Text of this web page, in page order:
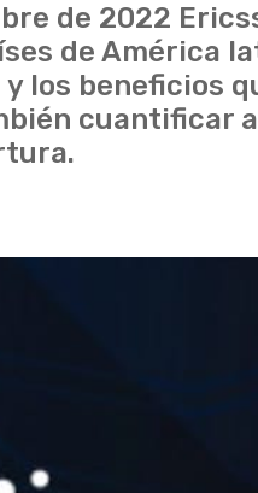
de 2022
de América
los beneficios
cuantificar